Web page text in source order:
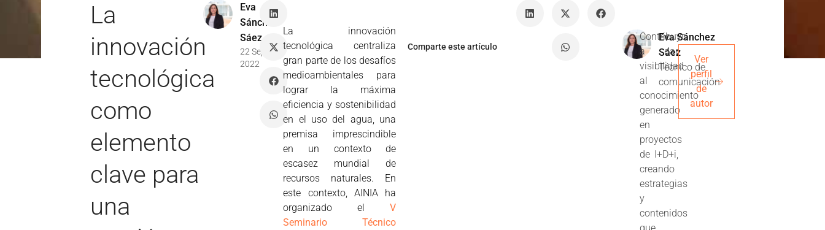
La
innovación
tecnológica
como
elemento
clave para
una
Eva
Sánchez
Sáez
22 Sep
2022
La innovación
tecnológica centraliza
gran parte de los desafíos
medioambientales para
lograr la máxima
eficiencia y sostenibilidad
en el uso del agua, una
premisa imprescindible
en un contexto de
escasez mundial de
recursos naturales. En
este contexto, AINIA ha
organizado elV
Seminario Técnico
Comparte este artículo
Eva Sánchez
Sáez
Técnico de
comunicación
Contribuyo
a dar
visibilidad
al
conocimiento
generado
en
proyectos
de I+D+i,
creando
estrategias
y
contenidos
Ver
perfil
de
autor